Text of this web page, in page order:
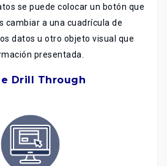
se puede colocar un botón que
cambiar a una cuadrícula de
datos u otro objeto visual que
presentada.
Drill Through